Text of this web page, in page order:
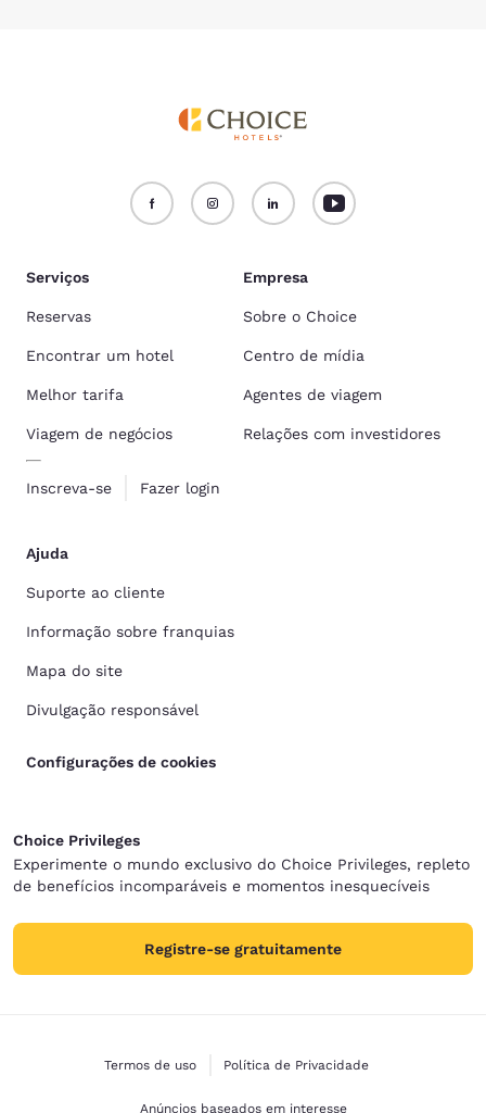
Serviços
Reservas
Encontrar um hotel
Melhor tarifa
Viagem de negócios
Inscreva-se Fazer login
Empresa
Sobre o Choice
Centro de mídia
Agentes de viagem
Relações com investidores
Ajuda
Suporte ao cliente
Informação sobre franquias
Mapa do site
Divulgação responsável
Configurações de cookies
Choice Privileges
Experimente o mundo exclusivo do Choice Privileges, repleto
de benefícios incomparáveis e momentos inesquecíveis
Registre-se gratuitamente
Termos de uso Política de Privacidade
Anúncios baseados em interesse